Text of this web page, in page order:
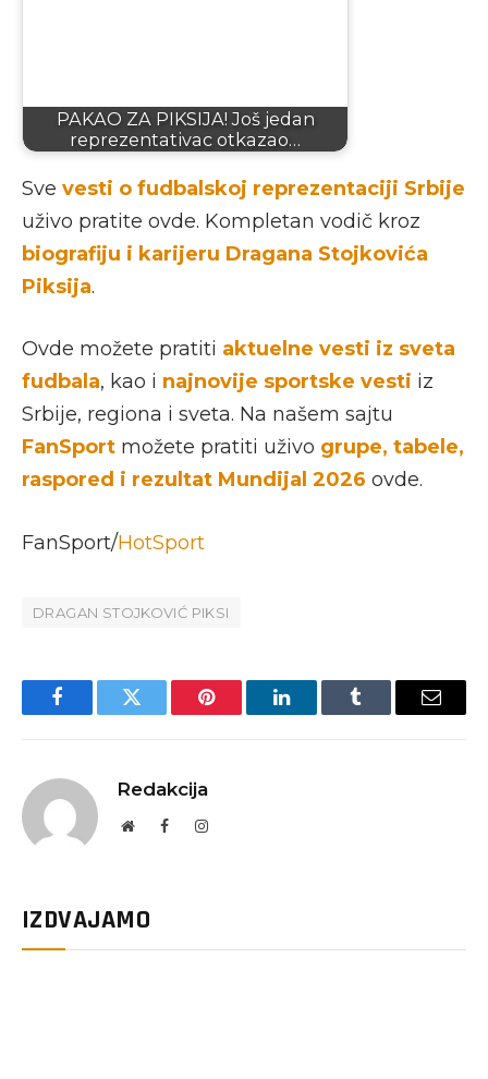
PAKAO ZA PIKSIJA! Još jedan
reprezentativac otkazao…
Sve vesti o fudbalskoj reprezentaciji Srbije
uživo pratite ovde. Kompletan vodič kroz
biografiju i karijeru Dragana Stojkovića
Piksija.
Ovde možete pratiti aktuelne vesti iz sveta
fudbala, kao i najnovije sportske vesti iz
Srbije, regiona i sveta. Na našem sajtu
FanSport možete pratiti uživo grupe, tabele,
raspored i rezultat Mundijal 2026 ovde.
FanSport/HotSport
DRAGAN STOJKOVIĆ PIKSI
FacebookTwitter Pinterest LinkedInTumblr Email
Redakcija
WebsiteFacebookInstagram
IZDVAJAMO